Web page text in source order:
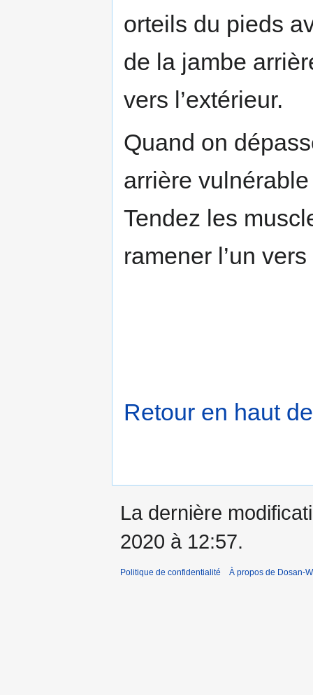
orteils du pieds
de la jambe
vers l’extérieur.
Quand on
arrière
Tendez les
ramener l’un vers
Retour en haut
La dernière
2020 à 12:57.
Politique de confidentialité À propos de Dosan-